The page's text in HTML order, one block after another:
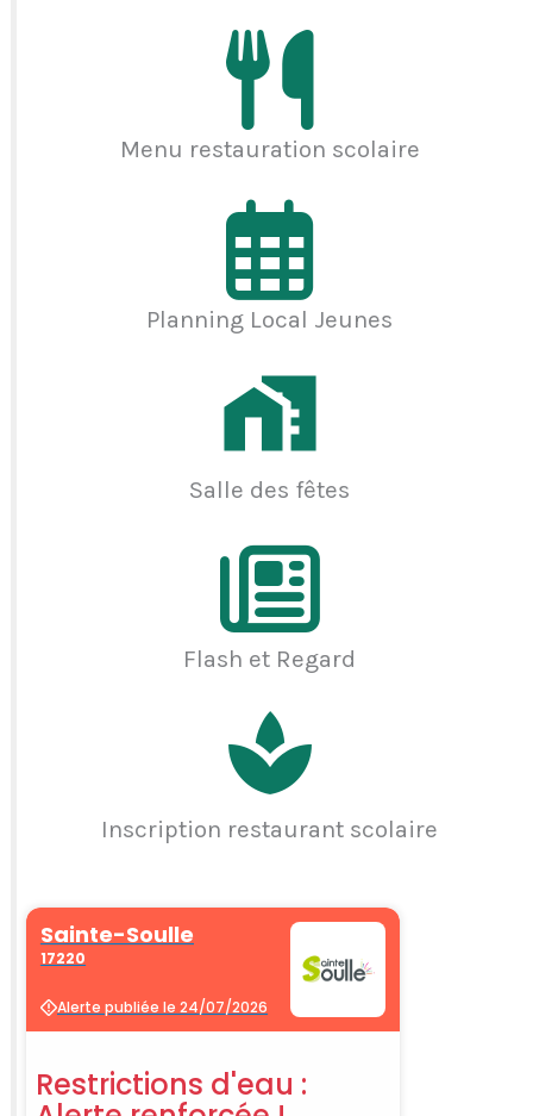
Menu restauration scolaire
Planning Local Jeunes
Salle des fêtes
Flash et Regard
Inscription restaurant scolaire